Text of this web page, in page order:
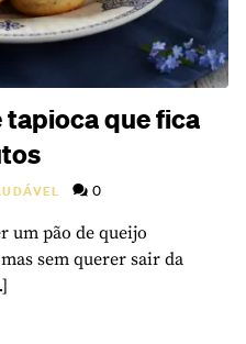
tapioca que fica
0
um pão de queijo
sem querer sair da